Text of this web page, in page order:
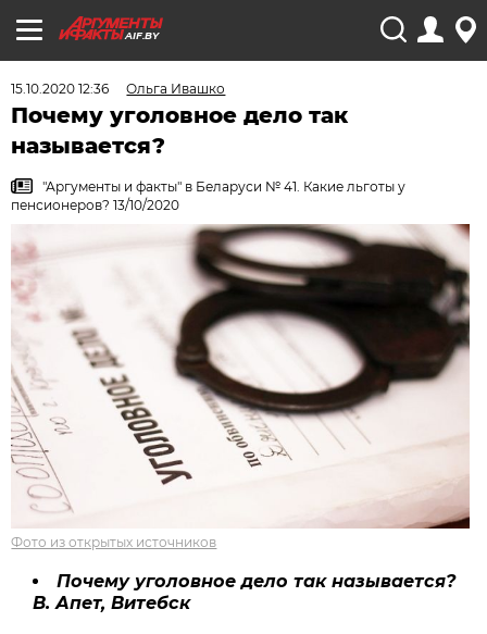
AIF.BY
15.10.2020 12:36 Ольга Ивашко
Почему уголовное дело так
называется?
"Аргументы и факты" в Беларуси № 41. Какие льготы у
пенсионеров? 13/10/2020
Фото из открытых источников
Почему уголовное дело так называется?
В. Апет, Витебск